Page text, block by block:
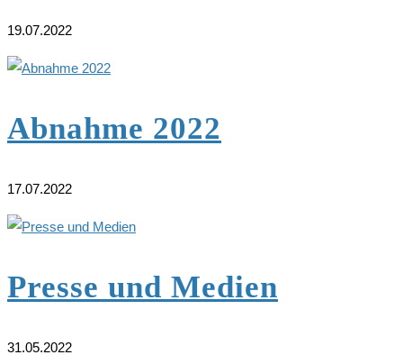
19.07.2022
Abnahme 2022
17.07.2022
Presse und Medien
31.05.2022